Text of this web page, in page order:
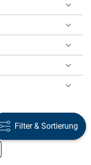
Filter & Sortierung
Filter & Sortierung